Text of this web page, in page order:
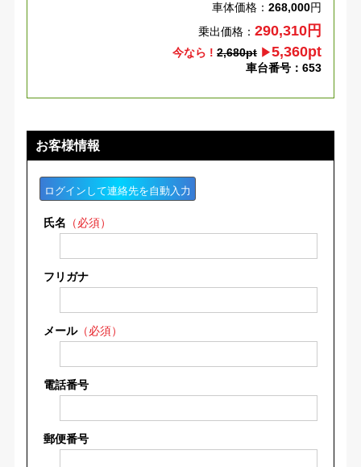
お客様情報
ログインして連絡先を自動入力
氏名 （必須）
フリガナ
メール（必須）
電話番号
郵便番号
車体価格：268,000円
乗出価格：290,310円
今なら !2,680pt ▶5,360pt
車台番号：653